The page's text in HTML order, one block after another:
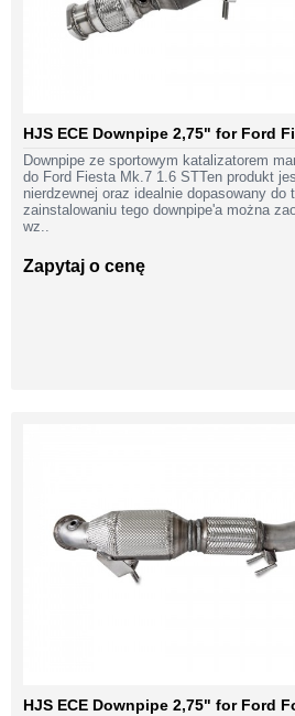
HJS ECE Downpipe 2,75" for Ford
Downpipe ze sportowym katalizatorem
do Ford Fiesta Mk.7 1.6 STTen produkt
nierdzewnej oraz idealnie dopasowany do
zainstalowaniu tego downpipe'a można
wz..
Zapytaj o cenę
HJS ECE Downpipe 2,75" for Ford